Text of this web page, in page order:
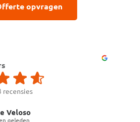
opvragen
recensies
Veloso
geleden